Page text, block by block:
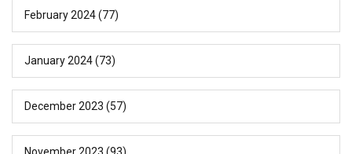
February 2024(77)
January 2024(73)
December 2023 (57)
November 2023 (93)